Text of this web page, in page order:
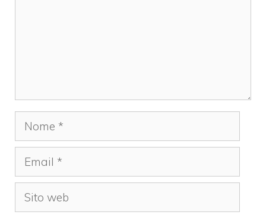
Nome
Email
Sito
web